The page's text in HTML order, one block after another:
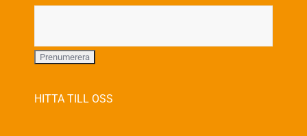
produktsidan
HITTA TILL OSS